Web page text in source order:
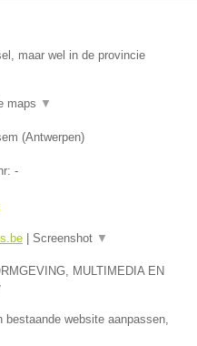
maar wel in de provincie
maps ▼
(Antwerpen)
-
Screenshot ▼
MULTIMEDIA EN
bestaande website aanpassen,